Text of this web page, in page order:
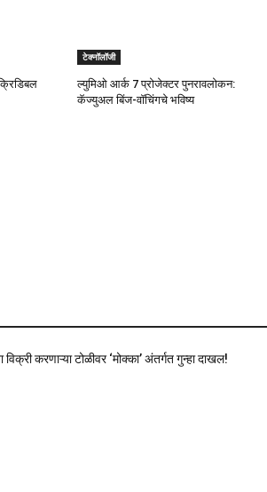
टेक्नॉलॉजी
ल्युमिओ आर्क 7 प्रोजेक्टर पुनरावलोकन:
कॅज्युअल बिंज-वॉचिंगचे भविष्य
विक्री करणाऱ्या टोळीवर ‘मोक्का’ अंतर्गत गुन्हा दाखल!